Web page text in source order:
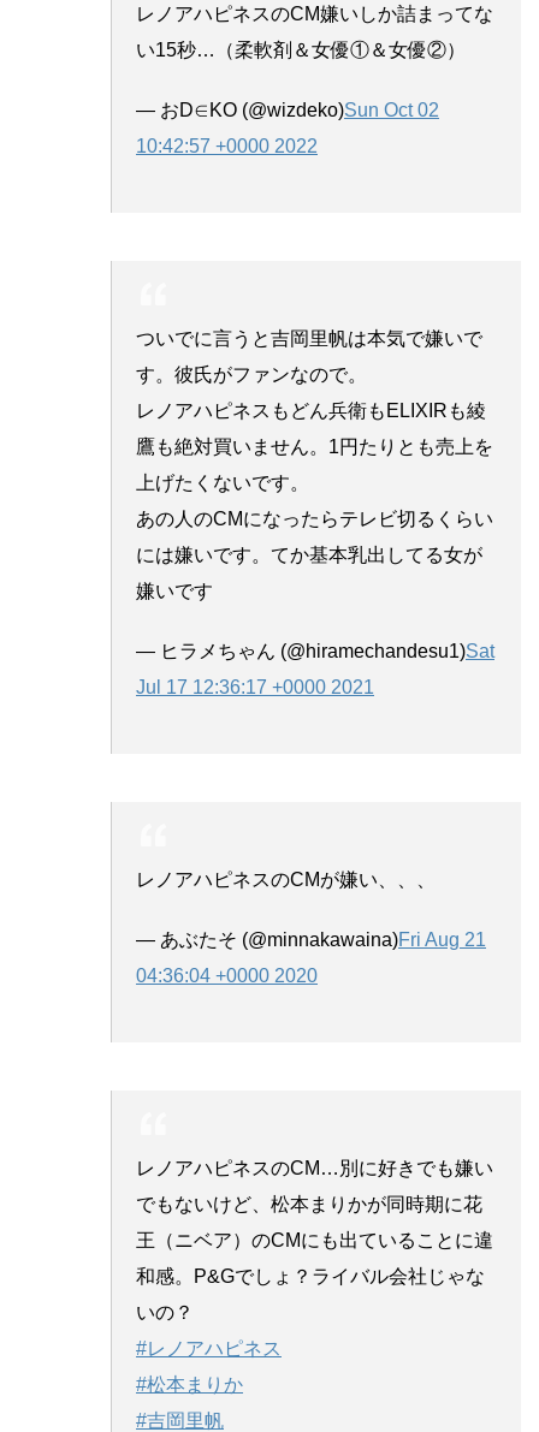
レノアハピネスのCM嫌いしか詰まってな
い15秒…（柔軟剤＆女優①＆女優②）
— おD∈KO (@wizdeko)Sun Oct 02
10:42:57 +0000 2022
ついでに言うと吉岡里帆は本気で嫌いで
す。彼氏がファンなので。
レノアハピネスもどん兵衛もELIXIRも綾
鷹も絶対買いません。1円たりとも売上を
上げたくないです。
あの人のCMになったらテレビ切るくらい
には嫌いです。てか基本乳出してる女が
嫌いです
— ヒラメちゃん (@hiramechandesu1)Sat
Jul 17 12:36:17 +0000 2021
レノアハピネスのCMが嫌い、、、
— あぶたそ (@minnakawaina)Fri Aug 21
04:36:04 +0000 2020
レノアハピネスのCM…別に好きでも嫌い
でもないけど、松本まりかが同時期に花
王（ニベア）のCMにも出ていることに違
和感。P&Gでしょ？ライバル会社じゃな
いの？
#レノアハピネス
#松本まりか
#吉岡里帆